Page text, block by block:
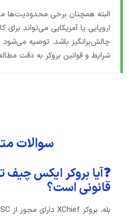
البته همچنان برخی محدودیت‌ها
اروپایی یا آمریکایی می‌تواند برای
چالش‌برانگیز باشد. توصیه
شرایط و قوانین بروکر به دقت
سوالات
❓آیا بروکر ایکس
قانونی است؟